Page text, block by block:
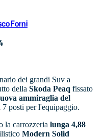
Forni
dei grandi Suv a
della Skoda Peaq fissato
ammiraglia del
7 posti per l'equipaggio.
la carrozzeria lunga 4,88
Modern Solid